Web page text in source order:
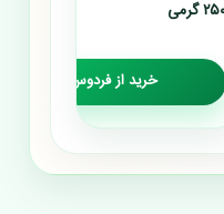
گرمی
خرید از فردوس گز